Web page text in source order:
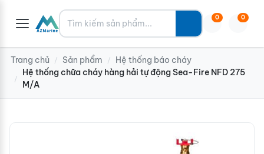
Tìm kiếm 0 0
Trang chủ / Sản phẩm / Hệ thống báo cháy
/
Hệ thống chữa cháy hàng hải tự động Sea-Fire NFD 275
M/A